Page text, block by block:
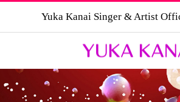
Yuka Kanai Singer & Artist